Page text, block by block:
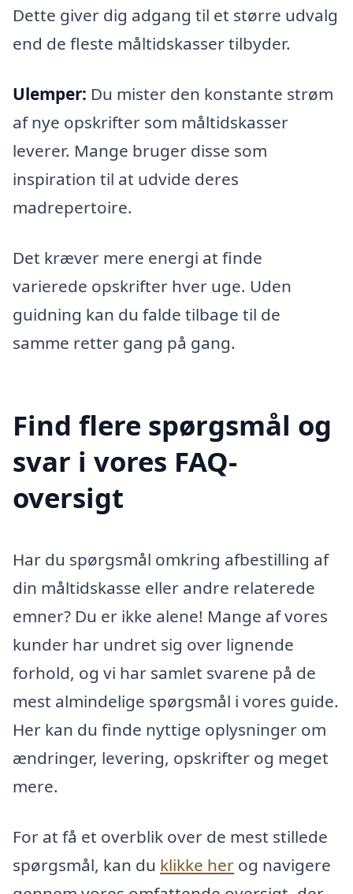
Dette giver dig adgang til et større udvalg
end de fleste måltidskasser tilbyder.
Ulemper: Du mister den konstante strøm
af nye opskrifter som måltidskasser
leverer. Mange bruger disse som
inspiration til at udvide deres
madrepertoire.
Det kræver mere energi at finde
varierede opskrifter hver uge. Uden
guidning kan du falde tilbage til de
samme retter gang på gang.
Find flere spørgsmål og
svar i vores FAQ-
oversigt
Har du spørgsmål omkring afbestilling af
din måltidskasse eller andre relaterede
emner? Du er ikke alene! Mange af vores
kunder har undret sig over lignende
forhold, og vi har samlet svarene på de
mest almindelige spørgsmål i vores guide.
Her kan du finde nyttige oplysninger om
ændringer, levering, opskrifter og meget
mere.
For at få et overblik over de mest stillede
spørgsmål, kan du klikke her og navigere